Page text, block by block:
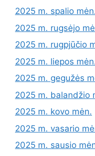
2025 m. spalio
2025 m. rugsėjo
2025 m. rugpjūčio
2025 m. liepos
2025 m. gegužės
2025 m. balandžio
2025 m. kovo mėn.
2025 m. vasario
2025 m. sausio